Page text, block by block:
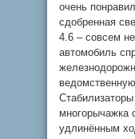
очень
сдобренная
4.6 – совсем
автомобиль
многорычажка
удлинённым